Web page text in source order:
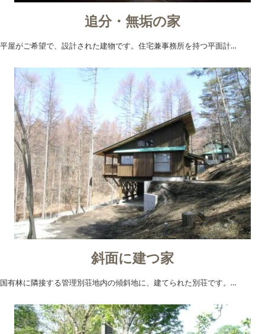
追分・無垢の家
平屋がご希望で、設計された建物です。住宅兼事務所を持つ平面計…
斜面に建つ家
国有林に隣接する管理別荘地内の傾斜地に、建てられた別荘です。…